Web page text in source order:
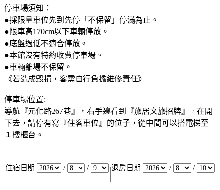
停車場須知：
●採限量車位先到先停「不保留」停滿為止。
●限車高170cm以下車輛停放。
●底盤過低不適合停放。
●本館沒有特約收費停車場。
●車輛離場不保留。
《若造成毀損，客需自行負擔維修責任》
停車場位置:
導航『元化路267巷』，右手邊看到『旅居文旅招牌』，在開
下去，請停有寫『住客車位』的位子，從中間可以搭電梯至
１樓櫃台。
住宿日期 / / 退房日期 / /